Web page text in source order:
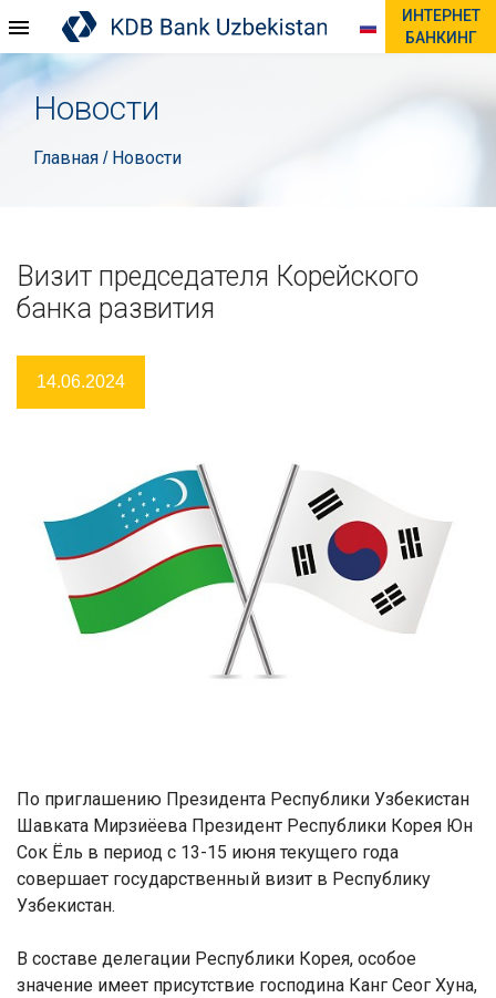
ИНТЕРНЕТ
БАНКИНГ
Новости
Главная / Новости
Визит председателя Корейского
банка развития
14.06.2024
По приглашению Президента Республики Узбекистан
Шавката Мирзиёева Президент Республики Корея Юн
Сок Ёль в период с 13-15 июня текущего года
совершает государственный визит в Республику
Узбекистан.
В составе делегации Республики Корея, особое
значение имеет присутствие господина Канг Сеог Хуна,